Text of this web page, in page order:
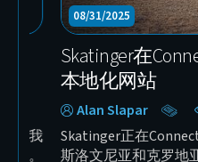
10/23/2025
BuckTool——加入
全球专业电动工具
Sebastian Wilken
BuckTool 是 Connect
也是专注于品质、稳定